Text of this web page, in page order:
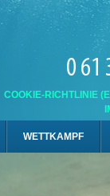
COOKIE-RICHTLINIE
WETTKAMPF